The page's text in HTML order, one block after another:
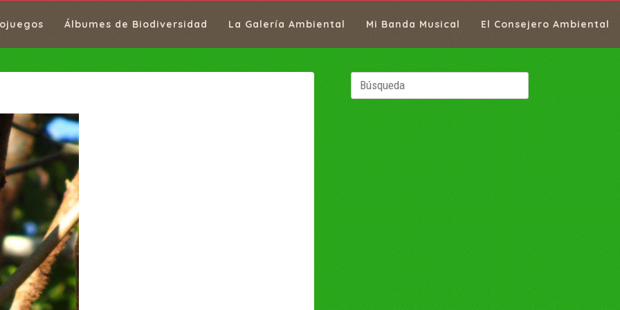
Álbumes de Biodiversidad La Galería Ambiental Mi Banda Musical El Consejero Ambiental
Buscar: